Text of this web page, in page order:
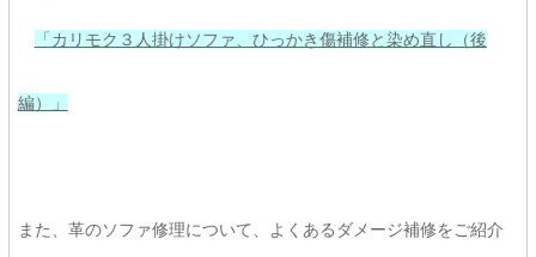
「カリモク３人掛けソファ、ひっかき傷補修と染め直し（後
編）」
また、革のソファ修理について、よくあるダメージ補修をご紹介